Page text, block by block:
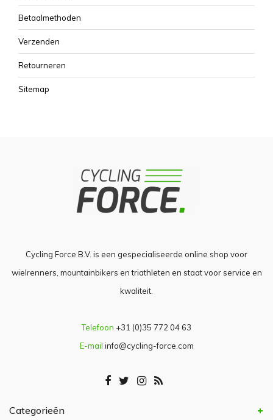
Betaalmethoden
Verzenden
Retourneren
Sitemap
Cycling Force B.V. is een gespecialiseerde online shop voor
wielrenners, mountainbikers en triathleten en staat voor service en
kwaliteit.
Telefoon +31 (0)35 772 04 63
E-mail info@cycling-force.com
Categorieën